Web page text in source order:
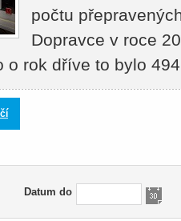
počtu
Dopravce v roce
o rok dříve to bylo
Datum do